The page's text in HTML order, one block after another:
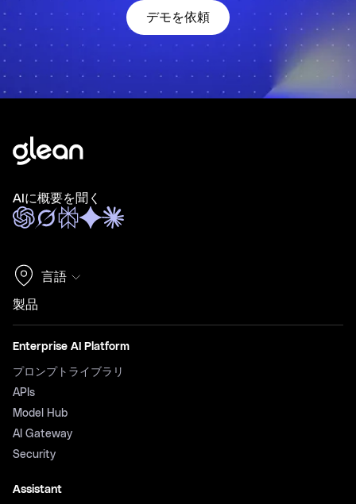
デモを依頼
AIに概要を聞く
言語
製品
Enterprise AI Platform
プロンプトライブラリ
APIs
Model Hub
AI Gateway
Security
Assistant